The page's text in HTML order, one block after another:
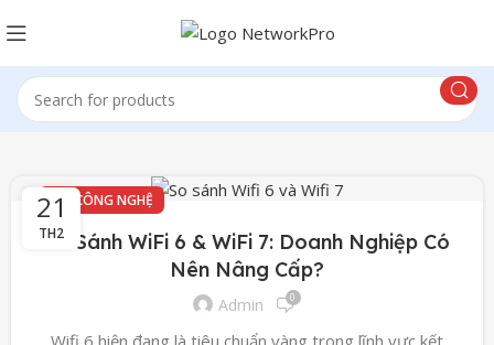
21
TH2
TIN CÔNG NGHỆ
So Sánh WiFi 6 & WiFi 7: Doanh Nghiệp Có
Nên Nâng Cấp?
Admin 0
Wifi 6 hiện đang là tiêu chuẩn vàng trong lĩnh vực kết